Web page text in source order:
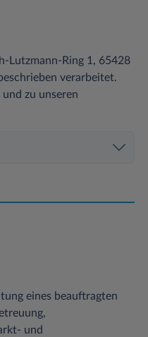
Lutzmann-Ring 1, 65428
verarbeitet.
zu unseren
eines beauftragten
und